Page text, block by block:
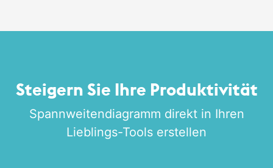
Steigern Sie Ihre Produktivität
Spannweiten­diagramm direkt in Ihren
Lieblings-Tools erstellen